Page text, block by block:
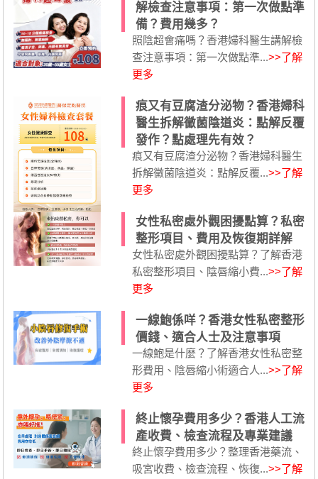
解檢查注意事項：第一次做點準
備？費用幾多？
照陰超會痛嗎？香港婦科醫生講解檢
查注意事項：第一次做點準...>>了解
更多
痕又有豆腐渣分泌物？香港婦科
醫生拆解黴菌陰道炎：點解反覆
發作？點處理先有效？
痕又有豆腐渣分泌物？香港婦科醫生
拆解黴菌陰道炎：點解反覆...>>了解
更多
女性私密處外觀困擾點算？私密
整形項目、費用及恢復期詳解
女性私密處外觀困擾點算？了解香港
私密整形項目、陰唇縮小費...>>了解
更多
一線鮑係咩？香港女性私密整形
價錢、適合人士及注意事項
一線鮑是什麼？了解香港女性私密整
形費用、陰唇縮小術適合人...>>了解
更多
終止懷孕費用多少？香港人工流
產收費、檢查流程及專業建議
終止懷孕費用多少？整理香港藥流、
吸宮收費、檢查流程、恢復...>>了解